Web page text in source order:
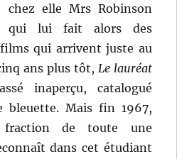
chez elle Mrs Robinson
qui lui fait alors des
qui arrivent juste au
ans plus tôt, Le lauréat
inaperçu, catalogué
bleuette. Mais fin 1967,
fraction de toute une
dans cet étudiant